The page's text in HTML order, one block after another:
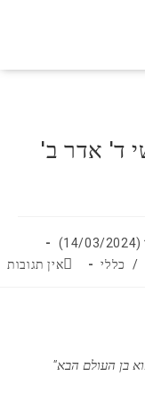
ד' אדר ב'
כללי אין תגובות
העולם הבא"